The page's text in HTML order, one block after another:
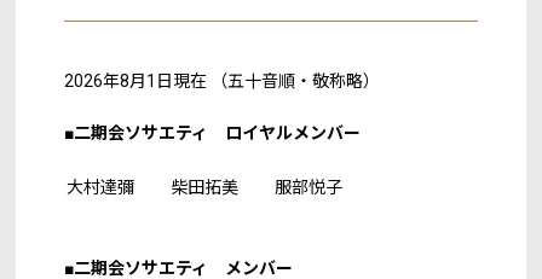
2026年8月1日現在 （五十音順・敬称略）
■二期会ソサエティ ロイヤルメンバー
大村達彌 柴田拓美 服部悦子
■二期会ソサエティ メンバー